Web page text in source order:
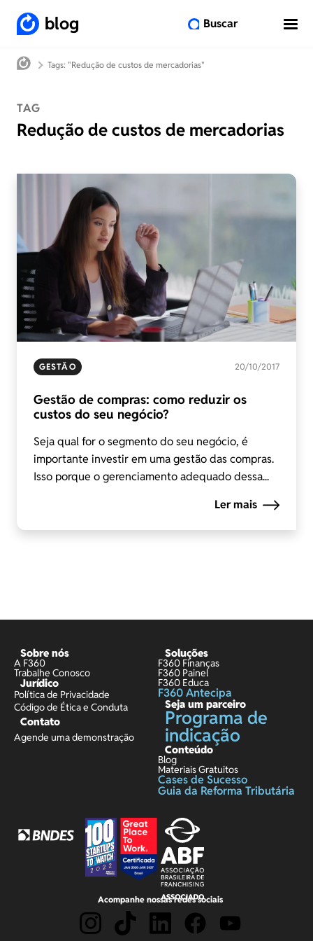
blog Buscar
Tags: "Redução de custos de mercadorias"
TAG
Redução de custos de mercadorias
GESTÃO 20/10/2017
Gestão de compras: como reduzir os
custos do seu negócio?
Seja qual for o segmento do seu negócio, é
importante investir em uma gestão das compras.
Isso porque o gerenciamento adequado dessa...
Ler mais
Sobre nós
A F360
Trabalhe Conosco
Jurídico
Política de Privacidade
Código de Ética e Conduta
Contato
Agende uma demonstração
Soluções
F360 Finanças
F360 Painel
F360 Educa
F360 Antecipa
Seja um parceiro
Programa de
indicação
Conteúdo
Blog
Materiais Gratuitos
Cases de Sucesso
Guia da Reforma Tributária
Acompanhe nossas redes sociais